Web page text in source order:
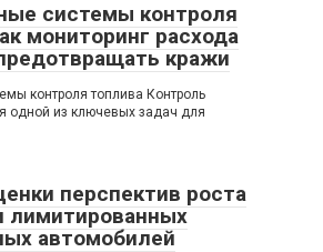
системы контроля
мониторинг расхода
кражи
контроля топлива Контроль
одной из ключевых задач для
перспектив роста
лимитированных
автомобилей